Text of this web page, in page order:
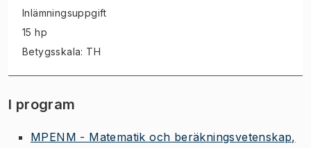
Inlämningsuppgift
15 hp
Betygsskala: TH
I program
MPENM - Matematik och beräkningsvetenskap,